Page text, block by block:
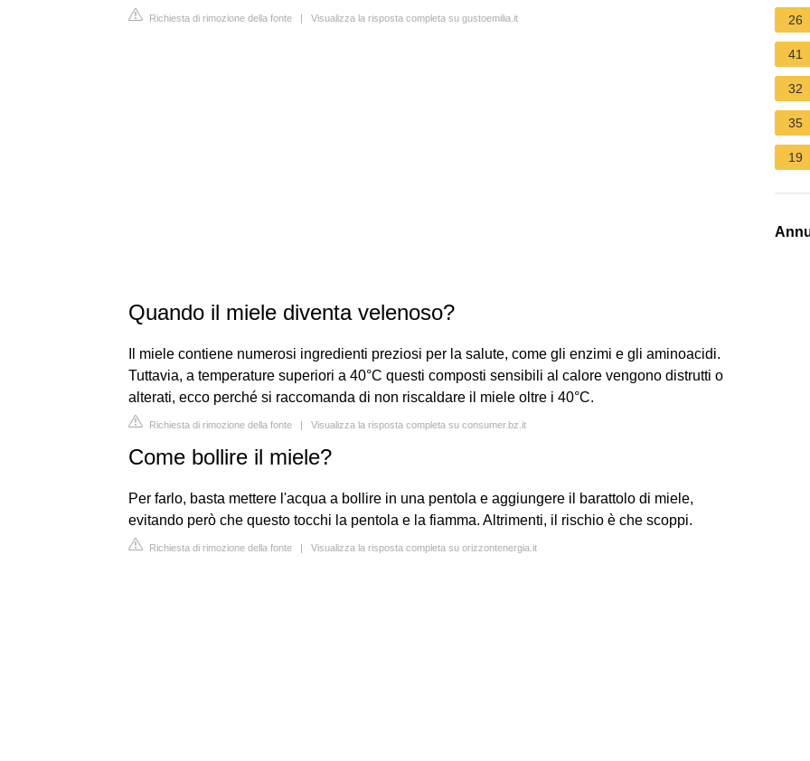
Richiesta di rimozione della fonte | Visualizza la risposta completa su gustoemilia.it
Quando il miele diventa velenoso?
Il miele contiene numerosi ingredienti preziosi per la salute, come gli enzimi e gli aminoacidi.
Tuttavia, a temperature superiori a 40°C questi composti sensibili al calore vengono distrutti o
alterati, ecco perché si raccomanda di non riscaldare il miele oltre i 40°C.
Richiesta di rimozione della fonte | Visualizza la risposta completa su consumer.bz.it
Come bollire il miele?
Per farlo, basta mettere l'acqua a bollire in una pentola e aggiungere il barattolo di miele,
evitando però che questo tocchi la pentola e la fiamma. Altrimenti, il rischio è che scoppi.
Richiesta di rimozione della fonte | Visualizza la risposta completa su orizzontenergia.it
26
41
32
35
19